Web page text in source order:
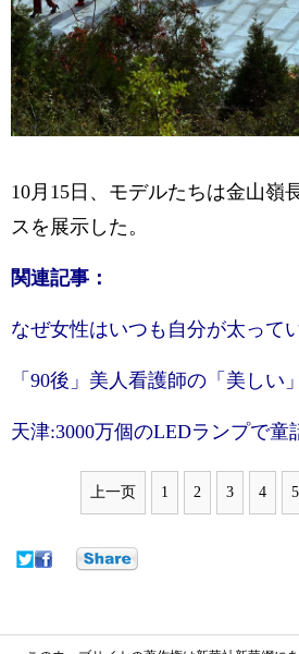
10月15日、モデルたちは金山嶺
スを展示した。
関連記事：
なぜ女性はいつも自分が太って
「90後」美人看護師の「美しい
天津:3000万個のLEDランプで童
上一页 1 2 3 4 5